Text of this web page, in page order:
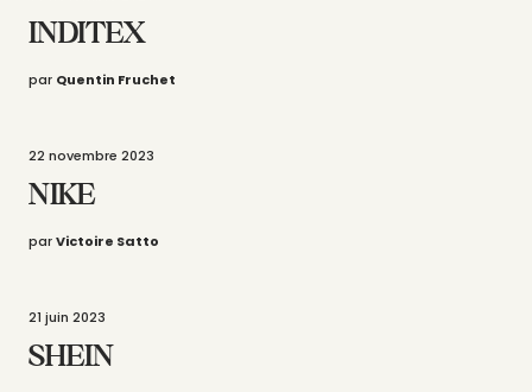
INDITEX
par Quentin Fruchet
22 novembre 2023
NIKE
parVictoire Satto
21 juin 2023
SHEIN